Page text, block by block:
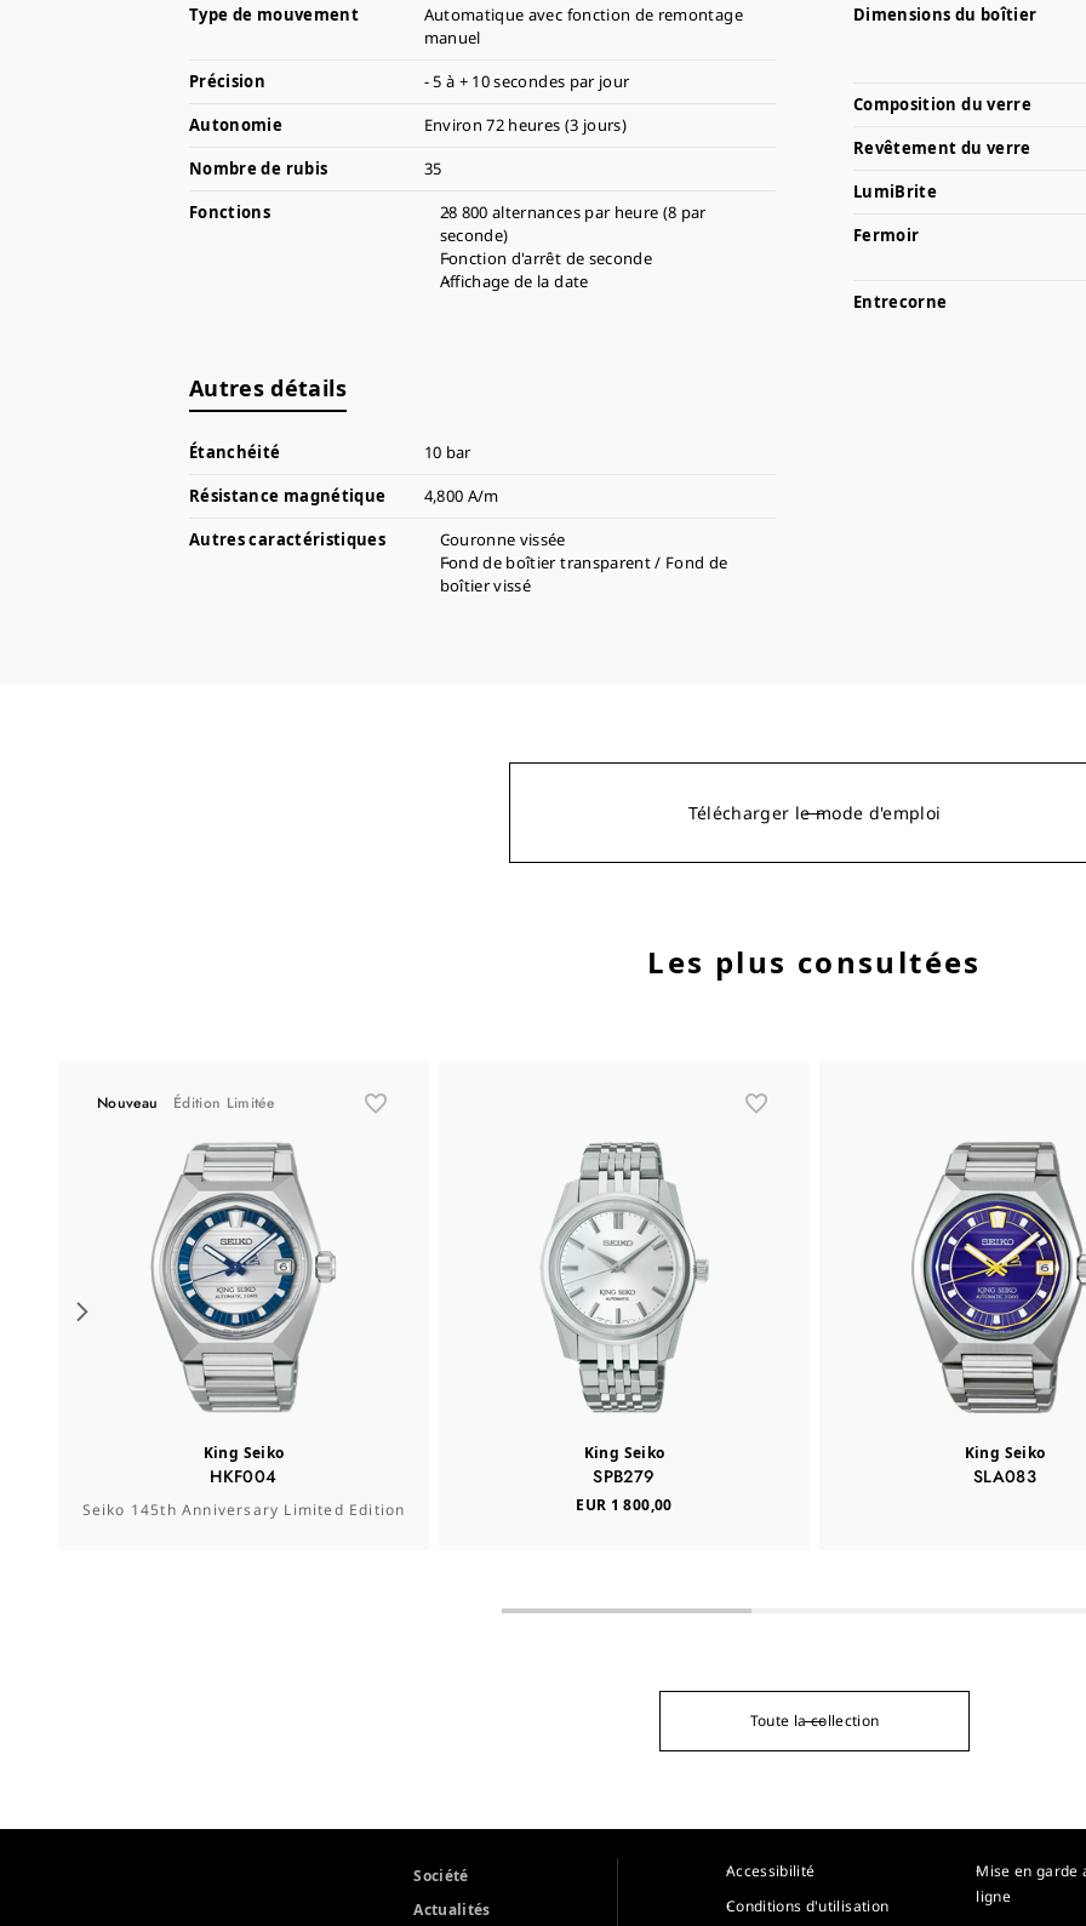
Type de mouvement
Automatique avec fonction de remontage
manuel
Précision
- 5 à + 10 secondes par jour
Autonomie
Environ 72 heures (3 jours)
Nombre de rubis
35
Fonctions
28 800 alternances par heure (8 par
seconde)
Fonction d'arrêt de seconde
Affichage de la date
Dimensions du boîtier
Composition du verre
Revêtement du verre
LumiBrite
Fermoir
Entrecorne
Autres détails
Étanchéité
10 bar
Résistance magnétique
4,800 A/m
Autres caractéristiques
Couronne vissée
Fond de boîtier transparent / Fond de
boîtier vissé
Télécharger le mode d'emploi
Les plus consultées
Nouveau Édition Limitée
King Seiko
HKF004
Seiko 145th Anniversary Limited Edition
King Seiko
SPB279
EUR 1 800,00
King Seiko
SLA083
Toute la collection
Société
Actualités
Accessibilité
Conditions d'utilisation
Mise en garde
ligne